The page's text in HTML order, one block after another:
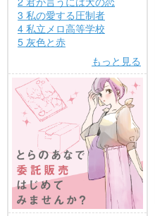
3 私の愛する圧制者
4 私立メロ高等学校
5 灰色と赤
もっと見る